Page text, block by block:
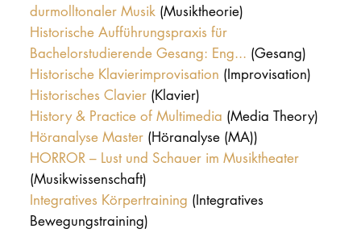
durmolltonaler Musik (Musiktheorie)
Historische Aufführungspraxis für
Bachelorstudierende Gesang: Eng... (Gesang)
Historische Klavierimprovisation (Improvisation)
Historisches Clavier (Klavier)
History & Practice of Multimedia (Media Theory)
Höranalyse Master (Höranalyse (MA))
HORROR – Lust und Schauer im Musiktheater
(Musikwissenschaft)
Integratives Körpertraining (Integratives
Bewegungstraining)